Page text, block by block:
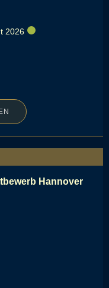
2026
Hannover